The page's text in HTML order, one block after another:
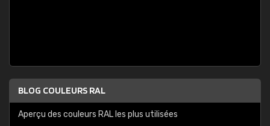
BLOG COULEURS RAL
Aperçu des couleurs RAL les plus utilisées